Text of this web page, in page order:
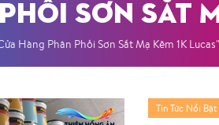
SƠN SẮT
Hàng Phân Phối Sơn Sắt Mạ Kẽm 1K Lucas"
Tin Tức Nổi Bật